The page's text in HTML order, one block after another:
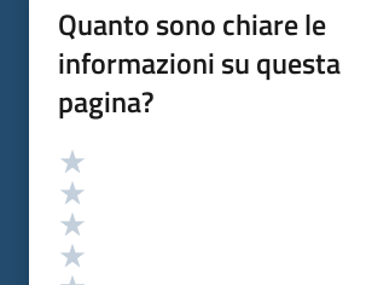
Quanto sono chiare le
informazioni su questa
pagina?
Valutazione